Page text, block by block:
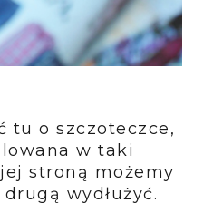
tu o szczoteczce,
w taki
stroną możemy
wydłużyć.